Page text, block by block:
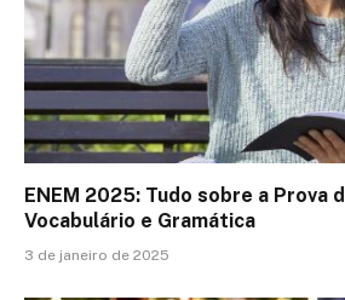
ENEM 2025: Tudo sobre a Prova
Vocabulário e Gramática
3 de janeiro de 2025